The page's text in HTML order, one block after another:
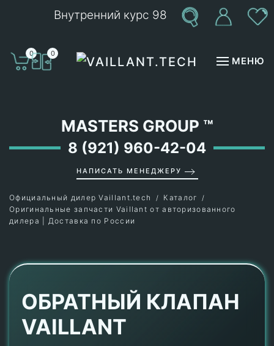
Внутренний курс 98
0 0
МЕНЮ
MASTERS GROUP ™
8 (921) 960-42-04
НАПИСАТЬ МЕНЕДЖЕРУ
Официальный дилер Vaillant.tech
Каталог
Оригинальные запчасти Vaillant от авторизованного
дилера | Доставка по России
ОБРАТНЫЙ КЛАПАН
VAILLANT